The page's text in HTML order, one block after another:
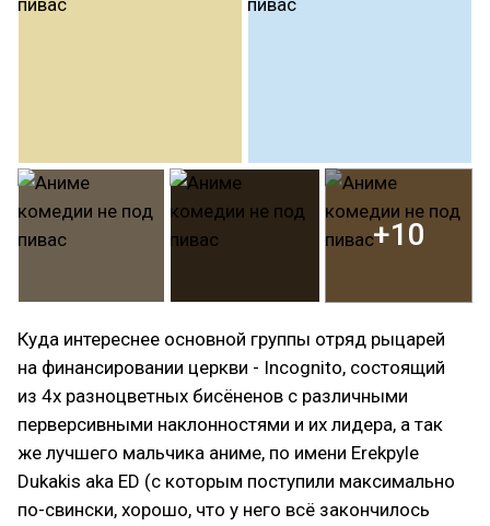
+10
Куда интереснее основной группы отряд рыцарей
на финансировании церкви - Incognito, состоящий
из 4х разноцветных бисёненов с различными
перверсивными наклонностями и их лидера, а так
же лучшего мальчика аниме, по имени Erekpyle
Dukakis aka ED (с которым поступили максимально
по-свински, хорошо, что у него всё закончилось